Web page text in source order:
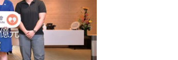
特別鸣谢计
会慈善信託基金之鼎
配合与贡献。此项殊
我们将持续以实证为